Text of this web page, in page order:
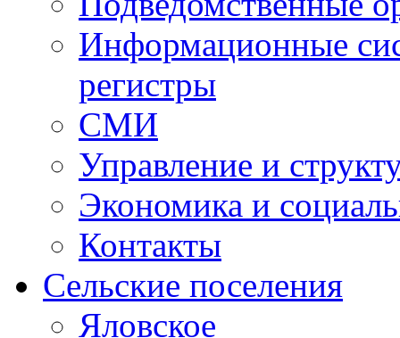
Информационные
регистры
СМИ
Управление и
Экономика и
Контакты
Сельские поселения
Яловское